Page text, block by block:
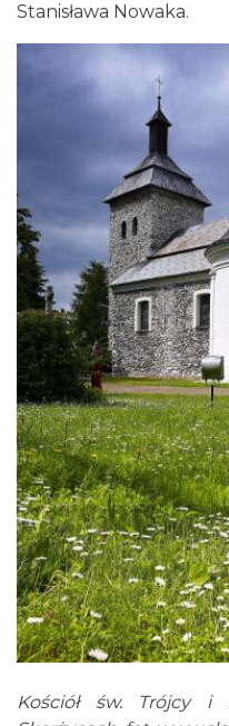
Stanisława Nowaka.
Kościół św. Trójcy i